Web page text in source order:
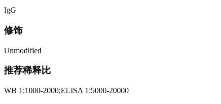
IgG
修饰
Unmodified
推荐稀释比
WB 1:1000-2000;ELISA 1:5000-20000